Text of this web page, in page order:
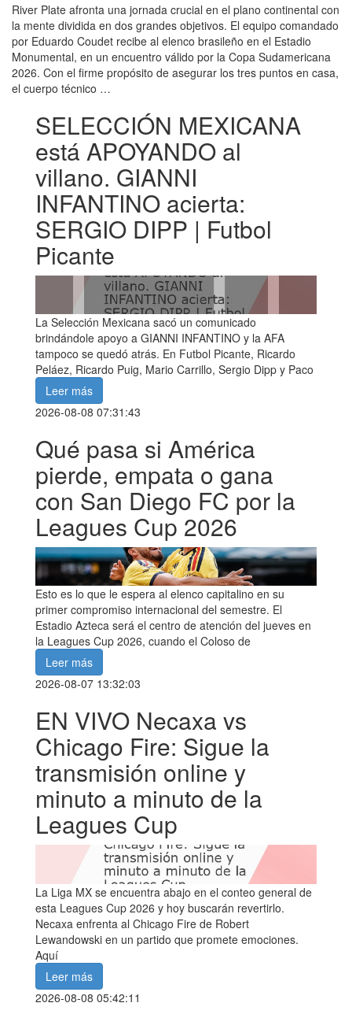
River Plate afronta una jornada crucial en el plano continental con
la mente dividida en dos grandes objetivos. El equipo comandado
por Eduardo Coudet recibe al elenco brasileño en el Estadio
Monumental, en un encuentro válido por la Copa Sudamericana
2026. Con el firme propósito de asegurar los tres puntos en casa,
el cuerpo técnico …
SELECCIÓN MEXICANA
está APOYANDO al
villano. GIANNI
INFANTINO acierta:
SERGIO DIPP | Futbol
Picante
La Selección Mexicana sacó un comunicado
brindándole apoyo a GIANNI INFANTINO y la AFA
tampoco se quedó atrás. En Futbol Picante, Ricardo
Peláez, Ricardo Puig, Mario Carrillo, Sergio Dipp y Paco
Leer más
2026-08-08 07:31:43
Qué pasa si América
pierde, empata o gana
con San Diego FC por la
Leagues Cup 2026
Esto es lo que le espera al elenco capitalino en su
primer compromiso internacional del semestre. El
Estadio Azteca será el centro de atención del jueves en
la Leagues Cup 2026, cuando el Coloso de
Leer más
2026-08-07 13:32:03
EN VIVO Necaxa vs
Chicago Fire: Sigue la
transmisión online y
minuto a minuto de la
Leagues Cup
La Liga MX se encuentra abajo en el conteo general de
esta Leagues Cup 2026 y hoy buscarán revertirlo.
Necaxa enfrenta al Chicago Fire de Robert
Lewandowski en un partido que promete emociones.
Aquí
Leer más
2026-08-08 05:42:11